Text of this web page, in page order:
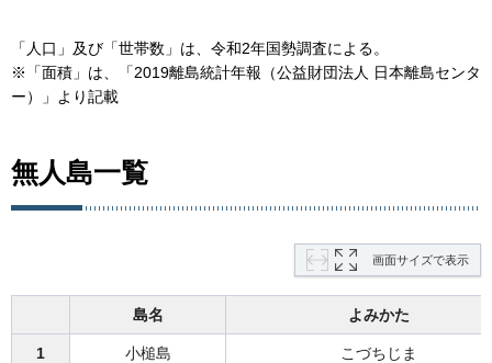
「人口」及び「世帯数」は、令和2年国勢調査による。
※「面積」は、「2019離島統計年報（公益財団法人 日本離島センタ
ー）」より記載
無人島一覧
画面サイズで表示
島名 よみかた
1 小槌島 こづちじま